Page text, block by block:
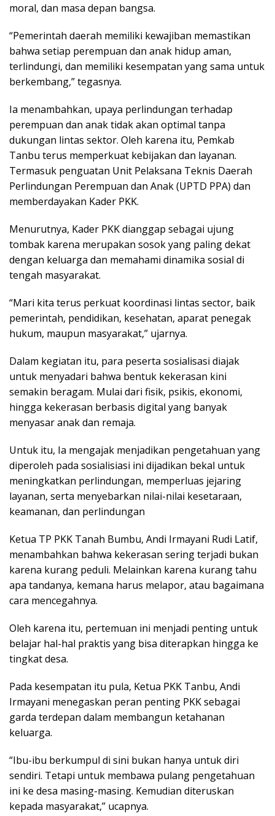
moral, dan masa depan bangsa.
“Pemerintah daerah memiliki kewajiban memastikan
bahwa setiap perempuan dan anak hidup aman,
terlindungi, dan memiliki kesempatan yang sama untuk
berkembang,” tegasnya.
Ia menambahkan, upaya perlindungan terhadap
perempuan dan anak tidak akan optimal tanpa
dukungan lintas sektor. Oleh karena itu, Pemkab
Tanbu terus memperkuat kebijakan dan layanan.
Termasuk penguatan Unit Pelaksana Teknis Daerah
Perlindungan Perempuan dan Anak (UPTD PPA) dan
memberdayakan Kader PKK.
Menurutnya, Kader PKK dianggap sebagai ujung
tombak karena merupakan sosok yang paling dekat
dengan keluarga dan memahami dinamika sosial di
tengah masyarakat.
“Mari kita terus perkuat koordinasi lintas sector, baik
pemerintah, pendidikan, kesehatan, aparat penegak
hukum, maupun masyarakat,” ujarnya.
Dalam kegiatan itu, para peserta sosialisasi diajak
untuk menyadari bahwa bentuk kekerasan kini
semakin beragam. Mulai dari fisik, psikis, ekonomi,
hingga kekerasan berbasis digital yang banyak
menyasar anak dan remaja.
Untuk itu, Ia mengajak menjadikan pengetahuan yang
diperoleh pada sosialisiasi ini dijadikan bekal untuk
meningkatkan perlindungan, memperluas jejaring
layanan, serta menyebarkan nilai-nilai kesetaraan,
keamanan, dan perlindungan
Ketua TP PKK Tanah Bumbu, Andi Irmayani Rudi Latif,
menambahkan bahwa kekerasan sering terjadi bukan
karena kurang peduli. Melainkan karena kurang tahu
apa tandanya, kemana harus melapor, atau bagaimana
cara mencegahnya.
Oleh karena itu, pertemuan ini menjadi penting untuk
belajar hal-hal praktis yang bisa diterapkan hingga ke
tingkat desa.
Pada kesempatan itu pula, Ketua PKK Tanbu, Andi
Irmayani menegaskan peran penting PKK sebagai
garda terdepan dalam membangun ketahanan
keluarga.
“Ibu-ibu berkumpul di sini bukan hanya untuk diri
sendiri. Tetapi untuk membawa pulang pengetahuan
ini ke desa masing-masing. Kemudian diteruskan
kepada masyarakat,” ucapnya.